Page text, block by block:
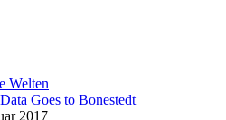
Welten
Goes to Bonestedt
2017